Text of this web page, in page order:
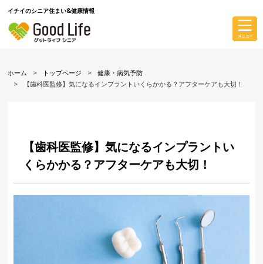
イチイのシニア住まい&健康情報
ホーム トップページ
健康・病気予防
【歯科医監修】気になるインプラントいくらかかる？アフターケアも大切！
【歯科医監修】気になるインプラントい
くらかかる？アフターケアも大切！